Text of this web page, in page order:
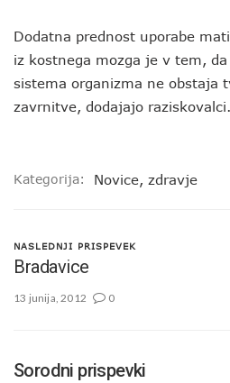
Dodatna prednost uporabe
iz kostnega mozga je v tem,
sistema organizma ne obstaja
zavrnitve, dodajajo
Kategorija: Novice, zdravje
NASLEDNJI PRISPEVEK
Bradavice
13 junija, 2012 0
Sorodni prispevki